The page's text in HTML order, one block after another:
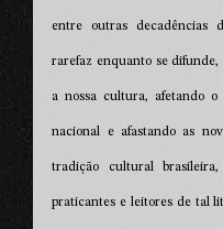
entre outras decadências
rarefaz enquanto se
a nossa cultura, afetando
nacional e afastando as
tradição cultural
praticantes e leitores de tal